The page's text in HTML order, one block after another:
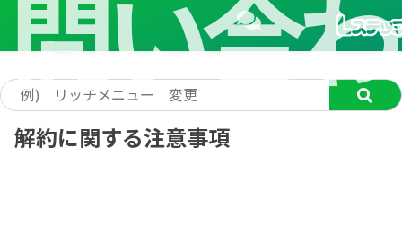
問い合
解約に関する注意事項